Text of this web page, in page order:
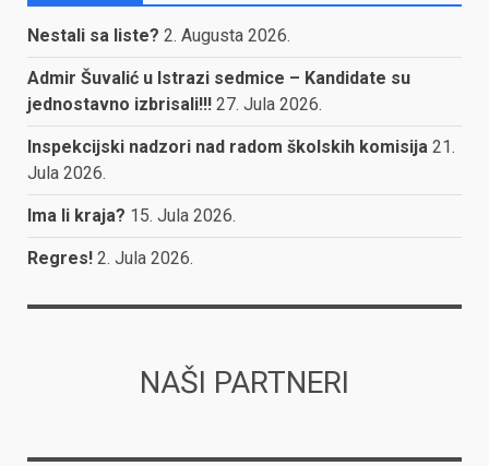
Nestali sa liste? 2. Augusta 2026.
Admir Šuvalić u Istrazi sedmice – Kandidate su
jednostavno izbrisali!!! 27. Jula 2026.
Inspekcijski nadzori nad radom školskih komisija 21.
Jula 2026.
Ima li kraja? 15. Jula 2026.
Regres! 2. Jula 2026.
NAŠI PARTNERI